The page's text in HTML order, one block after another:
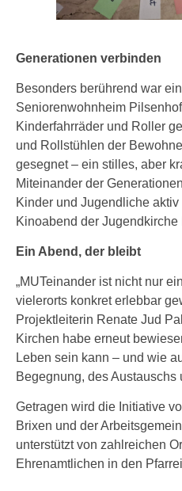
Generationen verbinden
Besonders berührend war
Seniorenwohnheim
Kinderfahrräder und Roller
und Rollstühlen der
gesegnet – ein stilles, aber
Miteinander der
Kinder und Jugendliche
Kinoabend der Jugendkirche
Ein Abend, der bleibt
„MUTeinander ist nicht nur
vielerorts konkret erlebbar
Projektleiterin Renate Jud
Kirchen habe erneut
Leben sein kann – und wie
Begegnung, des
Getragen wird die Initiative
Brixen und der
unterstützt von zahlreichen
Ehrenamtlichen in den